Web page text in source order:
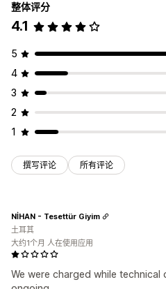
整体评分
4.1
5
4
3
2
1
撰写评论 所有评论
We were charged while technical
NİHAN - Tesettür Giyim
土耳其
大约1个月 人在使用应用